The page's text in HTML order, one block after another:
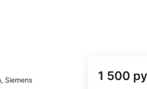
Siemens
1 500